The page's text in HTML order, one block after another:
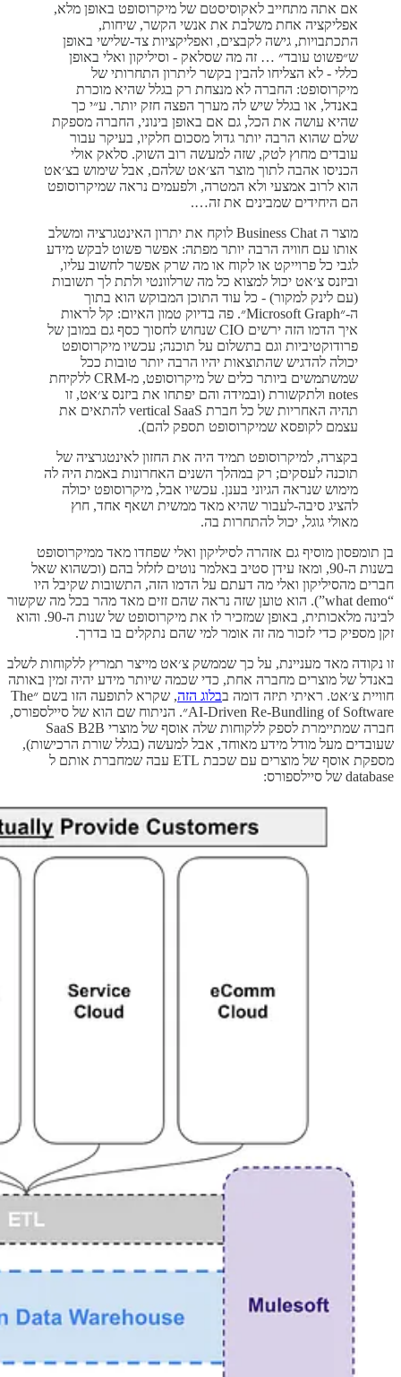
אם אתה מתחייב לאקוסיסטם של מיקרוסופט באופן מלא,
אפליקציה אחת משלבת את אנשי הקשר, שיחות,
התכתבויות, גישה לקבצים, ואפליקציות צד-שלישי באופן
ש״פשוט עובד״ … זה מה שסלאק - וסיליקון ואלי באופן
כללי - לא הצליחו להבין בקשר ליתרון התחרותי של
מיקרוסופט: החברה לא מנצחת רק בגלל שהיא מוכרת
באנדל, או בגלל שיש לה מערך הפצה חזק יותר. ע״י כך
שהיא עושה את הכל, גם אם באופן בינוני, החברה מספקת
שלם שהוא הרבה יותר גדול מסכום חלקיו, בעיקר עבור
עובדים מחוץ לטק, שזה למעשה רוב השוק. סלאק אולי
הכניסו אהבה לתוך מוצר הצ׳אט שלהם, אבל שימוש בצ׳אט
הוא לרוב אמצעי ולא המטרה, ולפעמים נראה שמיקרוסופט
הם היחידים שמבינים את זה….
מוצר ה Business Chat לוקח את יתרון האינטגרציה ומשלב
אותו עם חוויה הרבה יותר מפתה: אפשר פשוט לבקש מידע
לגבי כל פרוייקט או לקוח או מה שרק אפשר לחשוב עליו,
וביזנס צ׳אט יכול למצוא כל מה שרלוונטי ולתת לך תשובות
(עם לינק למקור) - כל עוד התוכן המבוקש הוא בתוך
ה-״Microsoft Graph״. פה בדיוק טמון האיום: קל לראות
איך הדמו הזה ירשים CIO שנחוש לחסוך כסף גם במובן של
פרודוקטיביות וגם בתשלום על תוכנה; עכשיו מיקרוסופט
יכולה להדגיש שהתוצאות יהיו הרבה יותר טובות ככל
שמשתמשים ביותר כלים של מיקרוסופט, מ-CRM ללקיחת
notes ולתקשורת (ובמידה והם יפתחו את ביזנס צ׳אט, זו
תהיה האחריות של כל חברת vertical SaaS להתאים את
עצמם לקופסא שמיקרוסופט תספק להם).
בקצרה, למיקרוסופט תמיד היה את החזון לאינטגרציה של
תוכנה לעסקים; רק במהלך השנים האחרונות באמת היה לה
מימוש שנראה הגיוני בענן. עכשיו אבל, מיקרוסופט יכולה
להציג סיבה-לעבור שהיא מאד ממשית ושאף אחד, חוץ
מאולי גוגל, יכול להתחרות בה.
בן תומפסון מוסיף גם אזהרה לסיליקון ואלי שפחדו מאד ממיקרוסופט
בשנות ה-90, ומאז עידן סטיב באלמר נוטים לזלזל בהם (וכשהוא שאל
חברים מהסיליקון ואלי מה דעתם על הדמו הזה, התשובות שקיבל היו
“what demo”). הוא טוען שזה נראה שהם זזים מאד מהר בכל מה שקשור
לבינה מלאכותית, באופן שמזכיר לו את מיקרוסופט של שנות ה-90. והוא
זקן מספיק כדי לזכור מה זה אומר למי שהם נתקלים בו בדרך.
זו נקודה מאד מעניינת, על כך שממשק צ׳אט מייצר תמריץ ללקוחות לשלב
באנדל של מוצרים מחברה אחת, כדי שכמה שיותר מידע יהיה זמין באותה
חוויית צ׳אט. ראיתי תיזה דומה בבלוג הזה
, שקרא לתופעה הזו בשם ״The
AI-Driven Re-Bundling of Software״. הניתוח שם הוא של סיילספורס,
חברה שמתיימרת לספק ללקוחות שלה אוסף של מוצרי SaaS B2B
שעובדים מעל מודל מידע מאוחד, אבל למעשה (בגלל שורת הרכישות),
מספקת אוסף של מוצרים עם שכבת ETL עבה שמחברת אותם ל
database של סיילספורס: